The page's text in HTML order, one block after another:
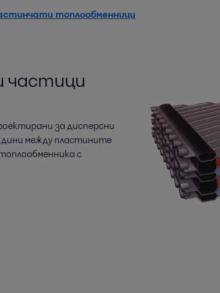
топлообменници
за дисперсни
между пластините
с